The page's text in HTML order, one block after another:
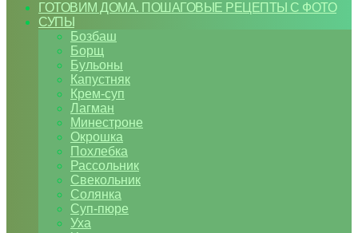
ГОТОВИМ ДОМА. ПОШАГОВЫЕ РЕЦЕПТЫ С ФОТО
СУПЫ
Бозбаш
Борщ
Бульоны
Капустняк
Крем-суп
Лагман
Минестроне
Окрошка
Похлебка
Рассольник
Свекольник
Солянка
Суп-пюре
Уха